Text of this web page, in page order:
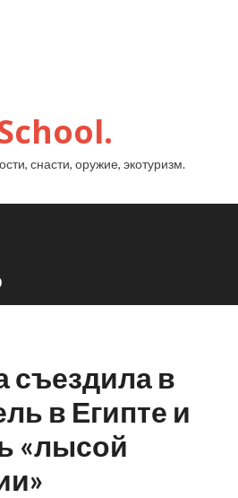
снасти, оружие, экотуризм.
съездила в
в Египте и
«лысой